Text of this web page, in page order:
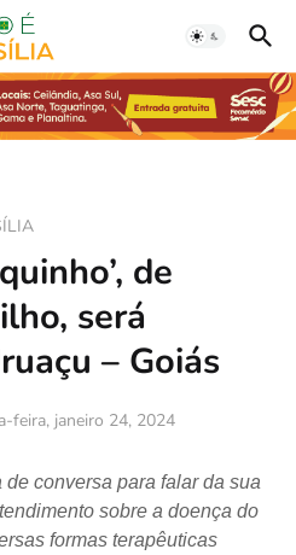
de
será
– Goiás
feira, janeiro 24, 2024
conversa para falar da sua
sobre a doença do
formas terapêuticas